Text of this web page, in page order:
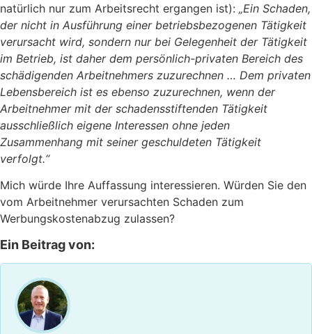
natürlich nur zum Arbeitsrecht ergangen ist): „Ein Schaden,
der nicht in Ausführung einer betriebsbezogenen Tätigkeit
verursacht wird, sondern nur bei Gelegenheit der Tätigkeit
im Betrieb, ist daher dem persönlich-privaten Bereich des
schädigenden Arbeitnehmers zuzurechnen … Dem privaten
Lebensbereich ist es ebenso zuzurechnen, wenn der
Arbeitnehmer mit der schadensstiftenden Tätigkeit
ausschließlich eigene Interessen ohne jeden
Zusammenhang mit seiner geschuldeten Tätigkeit
verfolgt.“
Mich würde Ihre Auffassung interessieren. Würden Sie den
vom Arbeitnehmer verursachten Schaden zum
Werbungskostenabzug zulassen?
Ein Beitrag von: